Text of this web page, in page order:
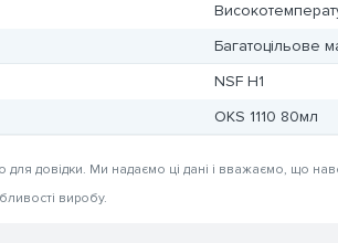
Багатоцільове
NSF H1
OKS 1110 80мл
довідки. Ми надаємо ці дані і вважаємо, що
виробу.